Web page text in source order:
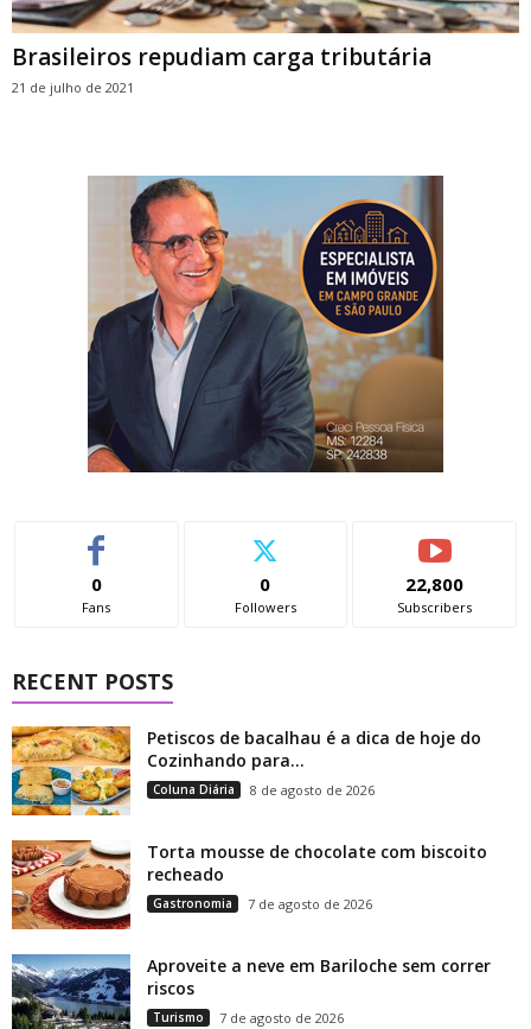
Brasileiros repudiam carga tributária
21 de julho de 2021
0
Fans
0
Followers
22,800
Subscribers
RECENT POSTS
Petiscos de bacalhau é a dica de hoje do
Cozinhando para...
Coluna Diária 8 de agosto de 2026
Torta mousse de chocolate com biscoito
recheado
Gastronomia 7 de agosto de 2026
Aproveite a neve em Bariloche sem correr
riscos
Turismo 7 de agosto de 2026